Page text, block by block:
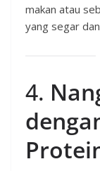
makan atau
yang segar
4.